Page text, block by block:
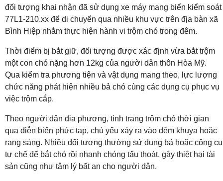
đối tượng khai nhận đã sử dụng xe máy mang biển kiểm soát
77L1-210.xx để di chuyển qua nhiều khu vực trên địa bàn xã
Bình Hiệp nhằm thực hiện hành vi trộm chó trong đêm.
Thời điểm bị bắt giữ, đối tượng được xác định vừa bắt trộm
một con chó nặng hơn 12kg của người dân thôn Hòa Mỹ.
Qua kiểm tra phương tiện và vật dụng mang theo, lực lượng
chức năng phát hiện nhiều bả chó cùng các dụng cụ phục vụ
việc trộm cắp.
Theo người dân địa phương, tình trạng trộm chó thời gian
qua diễn biến phức tạp, chủ yếu xảy ra vào đêm khuya hoặc
rạng sáng. Nhiều đối tượng thường sử dụng bả hoặc công cụ
tự chế để bắt chó rồi nhanh chóng tẩu thoát, gây thiệt hại tài
sản cũng như tâm lý bất an cho người dân.